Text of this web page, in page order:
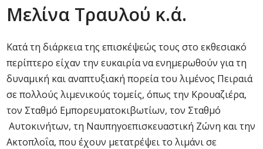
Μελίνα Τραυλού κ.ά.
Κατά τη διάρκεια της επισκέψεώς τους στο εκθεσιακό
περίπτερο είχαν την ευκαιρία να ενημερωθούν για τη
δυναμική και αναπτυξιακή πορεία του λιμένος Πειραιά
σε πολλούς λιμενικούς τομείς, όπως την Κρουαζιέρα,
τον Σταθμό Εμπορευματοκιβωτίων, τον Σταθμό
Αυτοκινήτων, τη Ναυπηγοεπισκευαστική Ζώνη και την
Ακτοπλοΐα, που έχουν μετατρέψει το λιμάνι σε